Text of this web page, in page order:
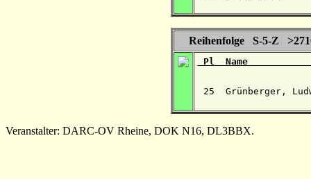
Reihenfolge S-5-Z
Pl  Name
25  Grünberger,
Veranstalter: DARC-OV Rheine, DOK N16, DL3BBX.